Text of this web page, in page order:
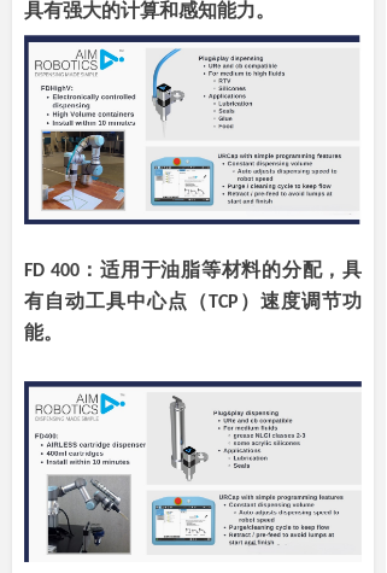
具有强大的计算和感知能力。
FD 400：适用于油脂等材料的分配，具
有自动工具中心点（TCP）速度调节功
能。